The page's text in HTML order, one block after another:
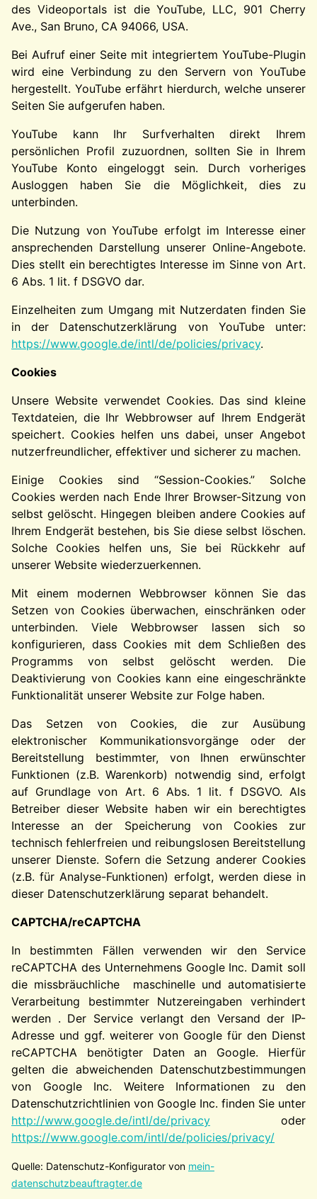
des Videoportals ist die YouTube, LLC, 901 Cherry
Ave., San Bruno, CA 94066, USA.
Bei Aufruf einer Seite mit integriertem YouTube-Plugin
wird eine Verbindung zu den Servern von YouTube
hergestellt. YouTube erfährt hierdurch, welche unserer
Seiten Sie aufgerufen haben.
YouTube kann Ihr Surfverhalten direkt Ihrem
persönlichen Profil zuzuordnen, sollten Sie in Ihrem
YouTube Konto eingeloggt sein. Durch vorheriges
Ausloggen haben Sie die Möglichkeit, dies zu
unterbinden.
Die Nutzung von YouTube erfolgt im Interesse einer
ansprechenden Darstellung unserer Online-Angebote.
Dies stellt ein berechtigtes Interesse im Sinne von Art.
6 Abs. 1 lit. f DSGVO dar.
Einzelheiten zum Umgang mit Nutzerdaten finden Sie
in der Datenschutzerklärung von YouTube unter:
https://www.google.de/intl/de/policies/privacy.
Cookies
Unsere Website verwendet Cookies. Das sind kleine
Textdateien, die Ihr Webbrowser auf Ihrem Endgerät
speichert. Cookies helfen uns dabei, unser Angebot
nutzerfreundlicher, effektiver und sicherer zu machen.
Einige Cookies sind “Session-Cookies.” Solche
Cookies werden nach Ende Ihrer Browser-Sitzung von
selbst gelöscht. Hingegen bleiben andere Cookies auf
Ihrem Endgerät bestehen, bis Sie diese selbst löschen.
Solche Cookies helfen uns, Sie bei Rückkehr auf
unserer Website wiederzuerkennen.
Mit einem modernen Webbrowser können Sie das
Setzen von Cookies überwachen, einschränken oder
unterbinden. Viele Webbrowser lassen sich so
konfigurieren, dass Cookies mit dem Schließen des
Programms von selbst gelöscht werden. Die
Deaktivierung von Cookies kann eine eingeschränkte
Funktionalität unserer Website zur Folge haben.
Das Setzen von Cookies, die zur Ausübung
elektronischer Kommunikationsvorgänge oder der
Bereitstellung bestimmter, von Ihnen erwünschter
Funktionen (z.B. Warenkorb) notwendig sind, erfolgt
auf Grundlage von Art. 6 Abs. 1 lit. f DSGVO. Als
Betreiber dieser Website haben wir ein berechtigtes
Interesse an der Speicherung von Cookies zur
technisch fehlerfreien und reibungslosen Bereitstellung
unserer Dienste. Sofern die Setzung anderer Cookies
(z.B. für Analyse-Funktionen) erfolgt, werden diese in
dieser Datenschutzerklärung separat behandelt.
CAPTCHA/reCAPTCHA
In bestimmten Fällen verwenden wir den Service
reCAPTCHA des Unternehmens Google Inc. Damit soll
die missbräuchliche maschinelle und automatisierte
Verarbeitung bestimmter Nutzereingaben verhindert
werden . Der Service verlangt den Versand der IP-
Adresse und ggf. weiterer von Google für den Dienst
reCAPTCHA benötigter Daten an Google. Hierfür
gelten die abweichenden Datenschutzbestimmungen
von Google Inc. Weitere Informationen zu den
Datenschutzrichtlinien von Google Inc. finden Sie unter
http://www.google.de/intl/de/privacy oder
https://www.google.com/intl/de/policies/privacy/
Quelle: Datenschutz-Konfigurator von mein-
datenschutzbeauftragter.de